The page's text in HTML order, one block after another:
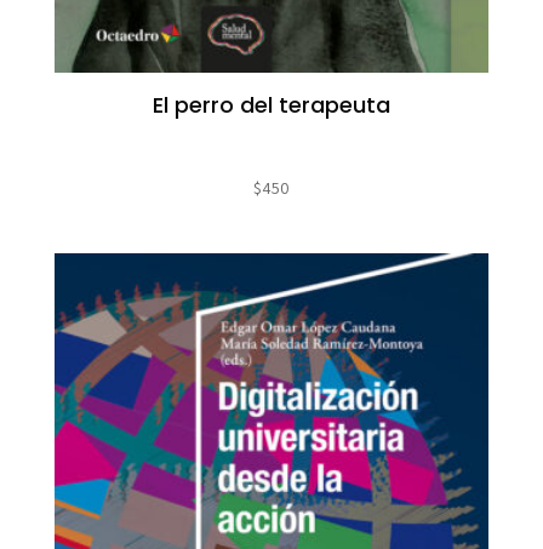
El perro del terapeuta
$450